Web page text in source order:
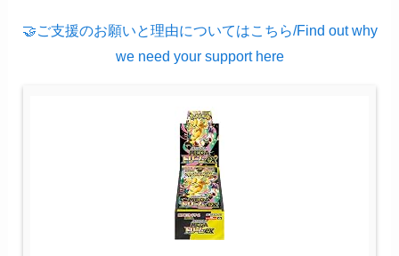
🤝ご支援のお願いと理由についてはこちら/Find out why
we need your support here